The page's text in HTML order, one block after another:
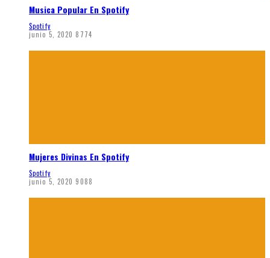
Musica Popular En Spotify
Spotify
junio 5, 2020 8774
Mujeres Divinas En Spotify
Spotify
junio 5, 2020 9088